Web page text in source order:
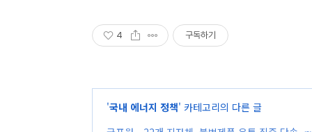
4 구독하기
'국내 에너지 정책' 카테고리의 다른 글